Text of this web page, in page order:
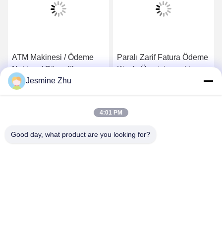
ATM Makinesi / Ödeme
Noktası / Güvenlik
Bileşenleri ve LKS
Çin'den Özel Tasarım ile
En İyi Fiyatı Alın
Paralı Zarif Fatura Ödeme
Kiosk, Ücretsiz ayakta ve
Uygun maliyetli ATM
En İyi Fiyatı Alın
Jesmine Zhu
4:01 PM
Good day, what product are you looking for?